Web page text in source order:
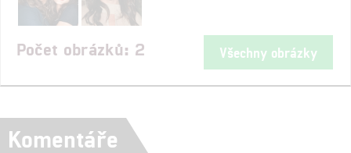
Počet obrázků: 2 Všechny obrázky
Komentáře